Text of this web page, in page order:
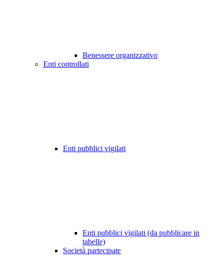
Benessere organizzativo
Enti controllati
Enti pubblici vigilati
Enti pubblici vigilati (da pubblicare in
tabelle)
Società partecipate